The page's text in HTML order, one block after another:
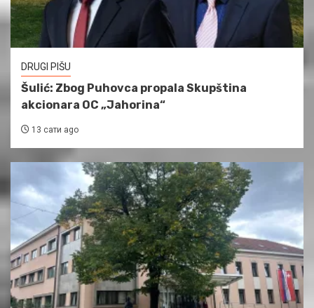
DRUGI PIŠU
Šulić: Zbog Puhovca propala Skupština
akcionara OC „Jahorina“
13 сати ago